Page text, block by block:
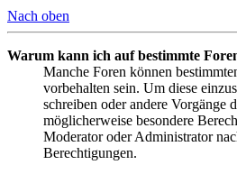
Nach oben
Warum kann ich auf bestimmte
Manche Foren können
vorbehalten sein. Um diese
schreiben oder andere Vorgänge
möglicherweise besondere
Moderator oder Administrator
Berechtigungen.